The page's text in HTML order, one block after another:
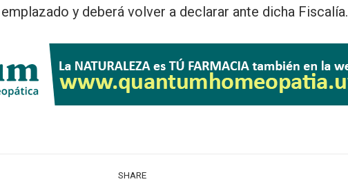
y deberá volver a declarar ante dicha Fiscalía.
SHARE